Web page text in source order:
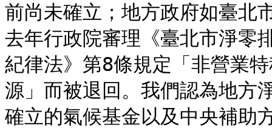
前尚未確立；地方政府如臺北
去年行政院審理《臺北市淨零
紀律法》第8條規定「非營業
源」而被退回。我們認為地方
確立的氣候基金以及中央補助